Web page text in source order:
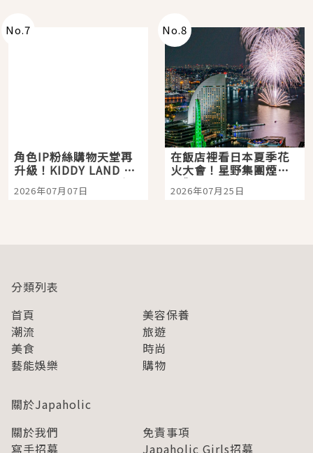
No.7
角色IP粉絲購物天堂再
升級！KIDDY LAND 原
宿店吉伊卡哇迎客，新
開幕 OMOKADO 店3分
2026年07月07日
No.8
在飯店裡看日本夏季花
火大會！星野集團煙火
景觀飯店6選，讓你不用
人擠人悠閒欣賞
2026年07月25日
分類列表
首頁
美容保養
潮流
旅遊
美食
時尚
藝能娛樂
購物
關於Japaholic
關於我們
免責事項
寫手招募
Japaholic Girls招募